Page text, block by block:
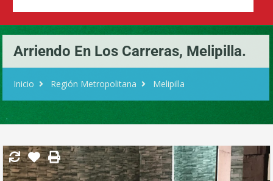
Arriendo En Los Carreras, Melipilla.
Inicio Región Metropolitana Melipilla